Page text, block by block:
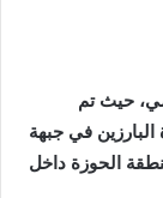
18 يناير الماضي، حيث تم
في جبهة
الحوزة داخل